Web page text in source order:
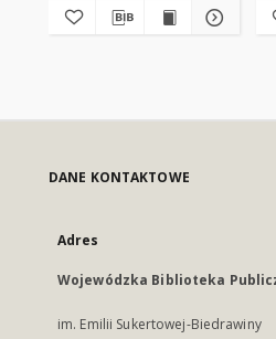
DANE KONTAKTOWE
Adres
Wojewódzka Biblioteka
im. Emilii Sukertowej-Biedrawiny